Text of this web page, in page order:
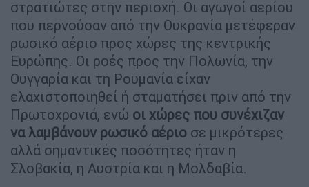
στρατιώτες στην περιοχή. Οι αγωγοί αερίου
που περνούσαν από την Ουκρανία μετέφεραν
ρωσικό αέριο προς χώρες της κεντρικής
Ευρώπης. Οι ροές προς την Πολωνία, την
Ουγγαρία και τη Ρουμανία είχαν
ελαχιστοποιηθεί ή σταματήσει πριν από την
Πρωτοχρονιά, ενώ οι χώρες που συνέχιζαν
να λαμβάνουν ρωσικό αέριο σε μικρότερες
αλλά σημαντικές ποσότητες ήταν η
Σλοβακία, η Αυστρία και η Μολδαβία.